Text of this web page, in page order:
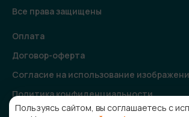
Все права защищены
Оплата
Договор-оферта
Согласие на использование
Политика конфиденциальности
Согласие на получение рекламной и
Пользуясь сайтом, вы соглашаетесь с